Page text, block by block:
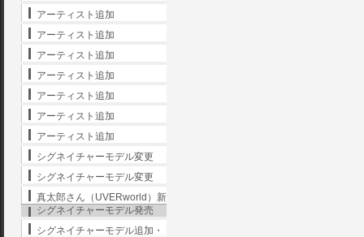
アーティスト追加
アーティスト追加
アーティスト追加
アーティスト追加
アーティスト追加
アーティスト追加
アーティスト追加
シグネイチャーモデル変更
シグネイチャーモデル変更
真太郎さん（UVERworld）新
シグネイチャーモデル発売
シグネイチャーモデル追加・